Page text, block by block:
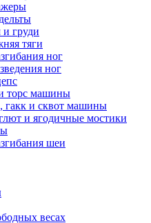
груди
тяги
ног
ног
торс машины
и сквот машины
и ягодичные мостики
шеи